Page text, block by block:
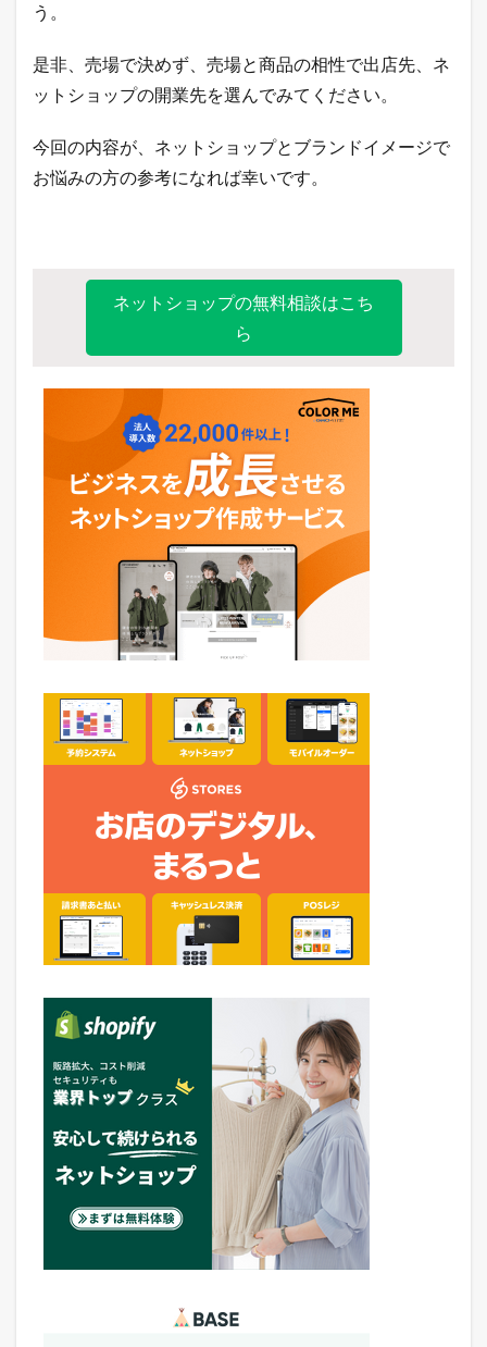
う。
是非、売場で決めず、売場と商品の相性で出店先、ネ
ットショップの開業先を選んでみてください。
今回の内容が、ネットショップとブランドイメージで
お悩みの方の参考になれば幸いです。
ネットショップの無料相談はこち
ら